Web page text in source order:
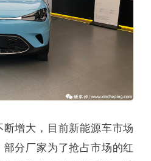
增大，目前新能源车市场
分厂家为了抢占市场的红